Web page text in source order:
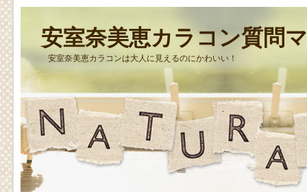
安室奈美恵カラコン質問
安室奈美恵カラコンは大人に見えるのにかわいい！